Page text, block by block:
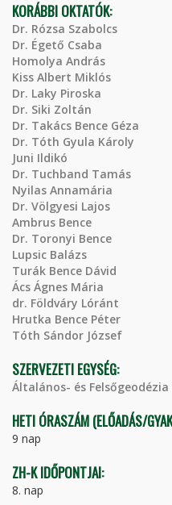
KORÁBBI OKTATÓK:
Dr. Rózsa Szabolcs
Dr. Égető Csaba
Homolya András
Kiss Albert Miklós
Dr. Laky Piroska
Dr. Siki Zoltán
Dr. Takács Bence Géza
Dr. Tóth Gyula Károly
Juni Ildikó
Dr. Tuchband Tamás
Nyilas Annamária
Dr. Völgyesi Lajos
Ambrus Bence
Dr. Toronyi Bence
Lupsic Balázs
Turák Bence Dávid
Ács Ágnes Mária
dr. Földváry Lóránt
Hrutka Bence Péter
Tóth Sándor József
SZERVEZETI EGYSÉG:
Általános- és
HETI ÓRASZÁM (ELŐADÁS/
9 nap
ZH-K IDŐPONTJAI:
8. nap